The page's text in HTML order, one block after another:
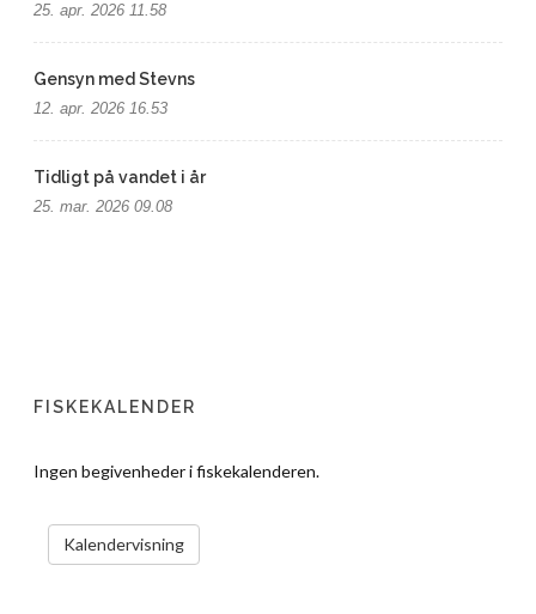
25. apr. 2026 11.58
Gensyn med Stevns
12. apr. 2026 16.53
Tidligt på vandet i år
25. mar. 2026 09.08
FISKEKALENDER
Ingen begivenheder i fiskekalenderen.
Kalendervisning